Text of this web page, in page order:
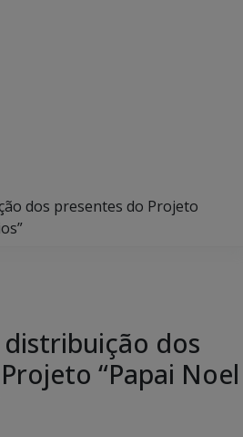
dos presentes do Projeto
distribuição dos
“Papai Noel